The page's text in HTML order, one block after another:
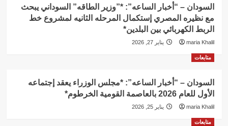
السودان – “أخبار الساعه”: *”وزير الطاقه” السوداني يبحث
مع نظيره المصري إستكمال المرحله الثانيه لمشروع خط
الربط الكهربائي بين البلدين*
maria Khalil يناير 27, 2026
متابعات
السودان – “أخبار الساعه”: *مجلس الوزراء يعقد إجتماعه
الأول للعام 2026 بالعاصمة القومية الخرطوم*
maria Khalil يناير 25, 2026
متابعات